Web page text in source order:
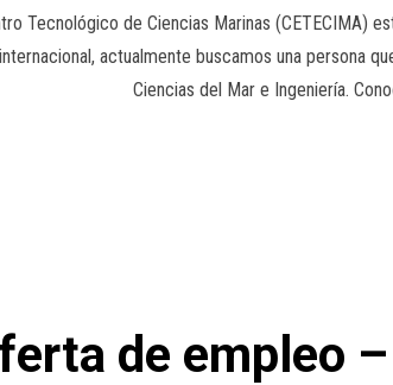
Tecnológico de Ciencias Marinas (CETECIMA)
actualmente buscamos una persona
Ciencias del Mar e Ingeniería.
de empleo